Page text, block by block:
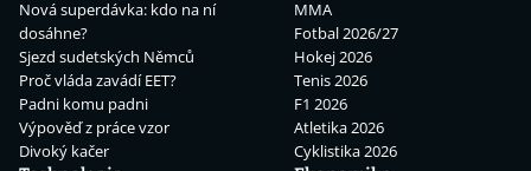
Nová superdávka: kdo na ní
dosáhne?
Sjezd sudetských Němců
Proč vláda zavádí EET?
Padni komu padni
Výpověď z práce vzor
Divoký kačer
MMA
Fotbal 2026/27
Hokej 2026
Tenis 2026
F1 2026
Atletika 2026
Cyklistika 2026